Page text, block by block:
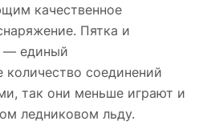
качественное
Пятка и
— единый
соединений
так они меньше играют и
ледниковом льду.